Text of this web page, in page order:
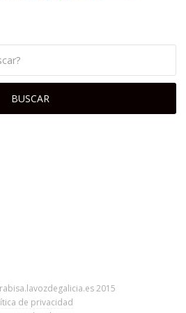
2015
de privacidad